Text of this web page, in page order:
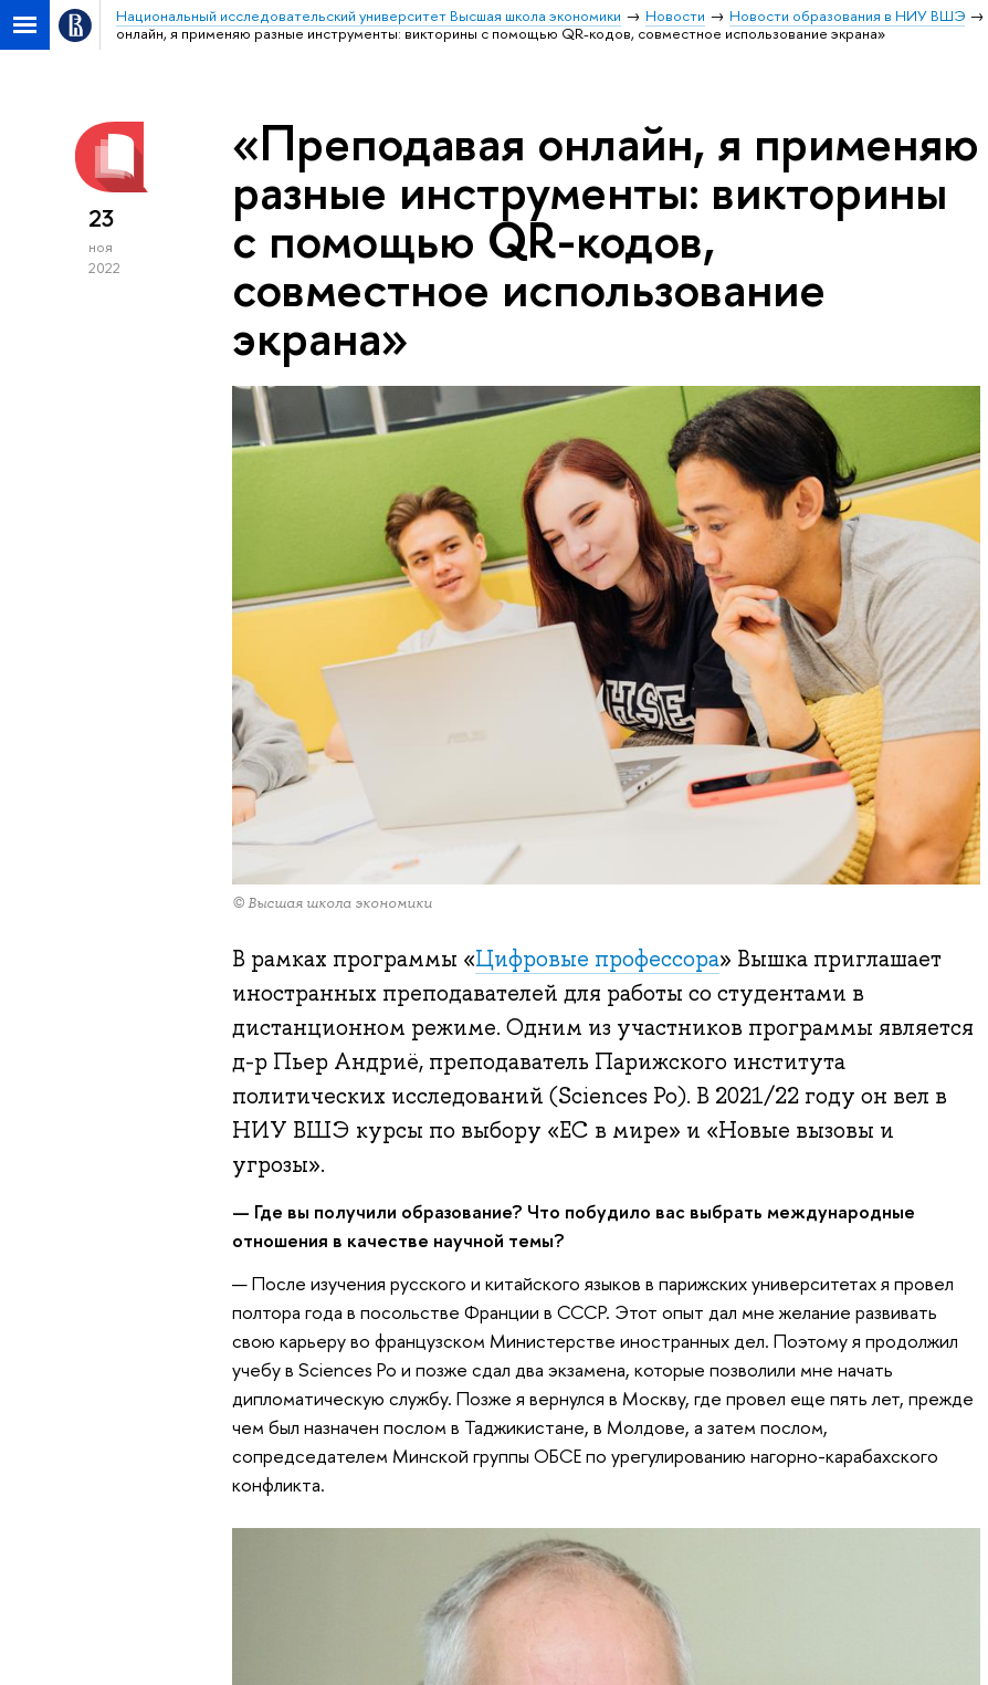
Национальный исследовательский университет Высшая школа экономики Новости Новости образования в НИУ ВШЭ
онлайн, я применяю разные инструменты: викторины с помощью QR-кодов, совместное использование экрана»
23
ноя
2022
«Преподавая онлайн, я применяю
разные инструменты: викторины
с помощью QR-кодов,
совместное использование
экрана»
© Высшая школа экономики
В рамках программы «Цифровые профессора» Вышка приглашает
иностранных преподавателей для работы со студентами в
дистанционном режиме. Одним из участников программы является
д-р Пьер Андриё, преподаватель Парижского института
политических исследований (Sciences Po). В 2021/22 году он вел в
НИУ ВШЭ курсы по выбору «ЕС в мире» и «Новые вызовы и
угрозы».
— Где вы получили образование? Что побудило вас выбрать международные
отношения в качестве научной темы?
— После изучения русского и китайского языков в парижских университетах я провел
полтора года в посольстве Франции в СССР. Этот опыт дал мне желание развивать
свою карьеру во французском Министерстве иностранных дел. Поэтому я продолжил
учебу в Sciences Po и позже сдал два экзамена, которые позволили мне начать
дипломатическую службу. Позже я вернулся в Москву, где провел еще пять лет, прежде
чем был назначен послом в Таджикистане, в Молдове, а затем послом,
сопредседателем Минской группы ОБСЕ по урегулированию нагорно-карабахского
конфликта.